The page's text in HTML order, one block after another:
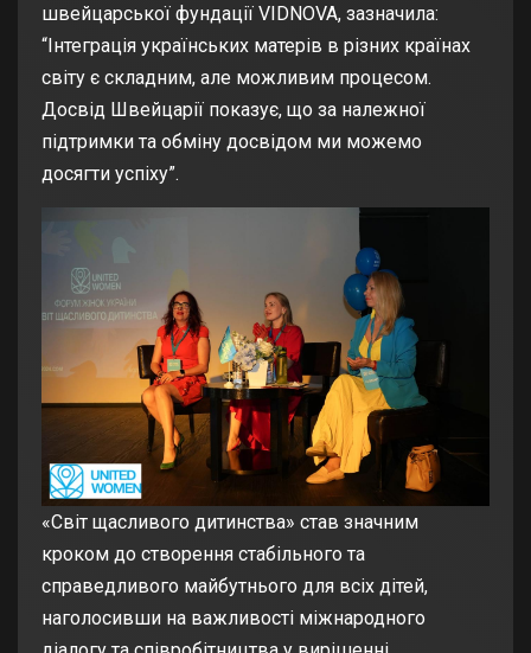
швейцарської фундації VIDNOVA, зазначила:
“Інтеграція українських матерів в різних країнах
світу є складним, але можливим процесом.
Досвід Швейцарії показує, що за належної
підтримки та обміну досвідом ми можемо
досягти успіху”.
«Світ щасливого дитинства» став значним
кроком до створення стабільного та
справедливого майбутнього для всіх дітей,
наголосивши на важливості міжнародного